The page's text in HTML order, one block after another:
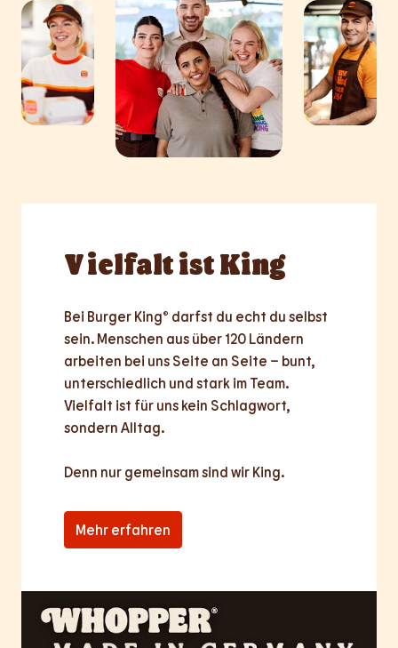
Vielfaltist King
Bei Burger King® darfst du echt du selbst
sein. Menschen aus über 120 Ländern
arbeiten bei uns Seite an Seite – bunt,
unterschiedlich und stark im Team.
Vielfalt ist für uns kein Schlagwort,
sondern Alltag.
Denn nur gemeinsamsind wir King.
Mehr erfahren